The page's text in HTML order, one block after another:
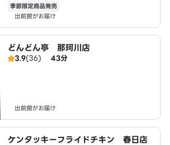
季節限定商品発売
出前館がお届け
どんどん亭 那珂川店
3.9(36) 43分
出前館がお届け
ケンタッキーフライドチキン 春日店